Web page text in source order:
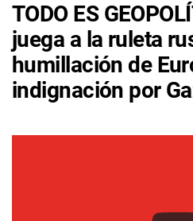
TODO ES
juega a la ruleta
humillación de
indignación por